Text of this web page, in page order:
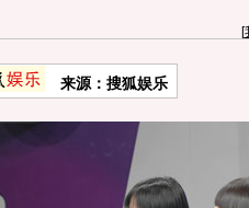
[
来源：搜狐娱乐